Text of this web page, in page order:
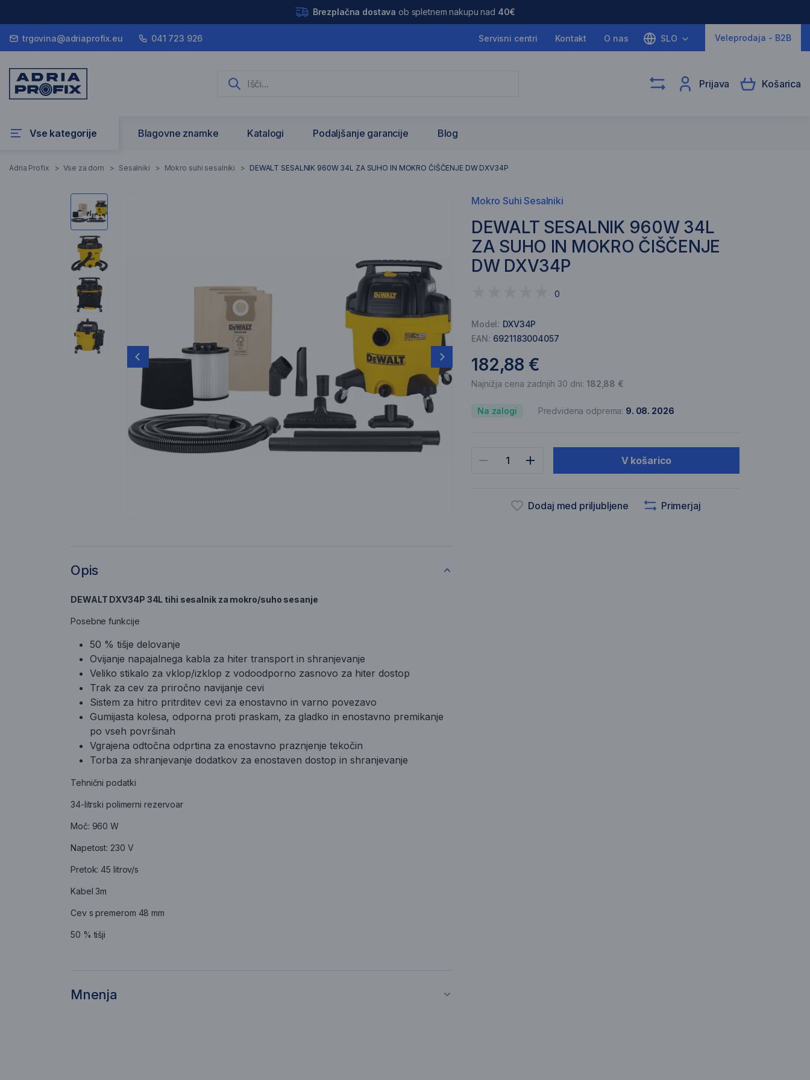
Brezplačna dostava ob spletnem nakupu nad 40€
trgovina@adriaprofix.eu 041 723 926 Servisni centri Kontakt O nas SLO Veleprodaja - B2B
Prijava Košarica
Vse kategorije Blagovne znamke Katalogi Podaljšanje garancije Blog
Adria Profix > Vse za dom > Sesalniki > Mokro suhi sesalniki > DEWALT SESALNIK 960W 34L ZA SUHO IN MOKRO ČIŠČENJE DW DXV34P
Mokro Suhi Sesalniki
DEWALT SESALNIK 960W 34L
ZA SUHO IN MOKRO ČIŠČENJE
DW DXV34P
0
Model: DXV34P
EAN: 6921183004057
182,88 €
Najnižja cena zadnjih 30 dni: 182,88 €
Na zalogi Predvidena odprema: 9. 08. 2026
V košarico
Dodaj med priljubljene Primerjaj
Opis
DEWALT DXV34P 34L tihi sesalnik za mokro/suho sesanje
Posebne funkcije
50 % tišje delovanje
Ovijanje napajalnega kabla za hiter transport in shranjevanje
Veliko stikalo za vklop/izklop z vodoodporno zasnovo za hiter dostop
Trak za cev za priročno navijanje cevi
Sistem za hitro pritrditev cevi za enostavno in varno povezavo
Gumijasta kolesa, odporna proti praskam, za gladko in enostavno premikanje
po vseh površinah
Vgrajena odtočna odprtina za enostavno praznjenje tekočin
Torba za shranjevanje dodatkov za enostaven dostop in shranjevanje
Tehnični podatki
34-litrski polimerni rezervoar
Moč: 960 W
Napetost: 230 V
Pretok: 45 litrov/s
Kabel 3m
Cev s premerom 48 mm
50 % tišji
Mnenja